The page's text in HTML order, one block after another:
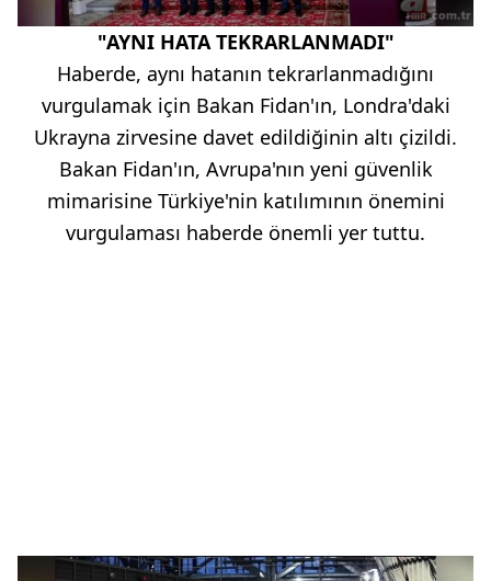
"AYNI HATA TEKRARLANMADI"
Haberde, aynı hatanın tekrarlanmadığını
vurgulamak için Bakan Fidan'ın, Londra'daki
Ukrayna zirvesine davet edildiğinin altı çizildi.
Bakan Fidan'ın, Avrupa'nın yeni güvenlik
mimarisine Türkiye'nin katılımının önemini
vurgulaması haberde önemli yer tuttu.